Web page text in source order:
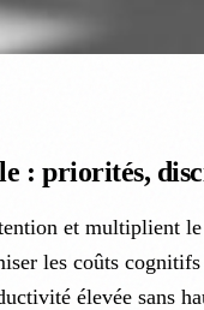
: priorités,
et multiplient
les coûts cognitifs
élevée sans